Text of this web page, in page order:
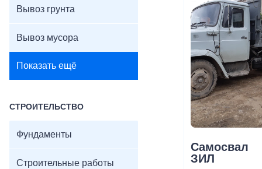
Вывоз грунта
Вывоз мусора
Показать ещё
СТРОИТЕЛЬСТВО
Фундаменты
Строительные работы
Самосвал
ЗИЛ